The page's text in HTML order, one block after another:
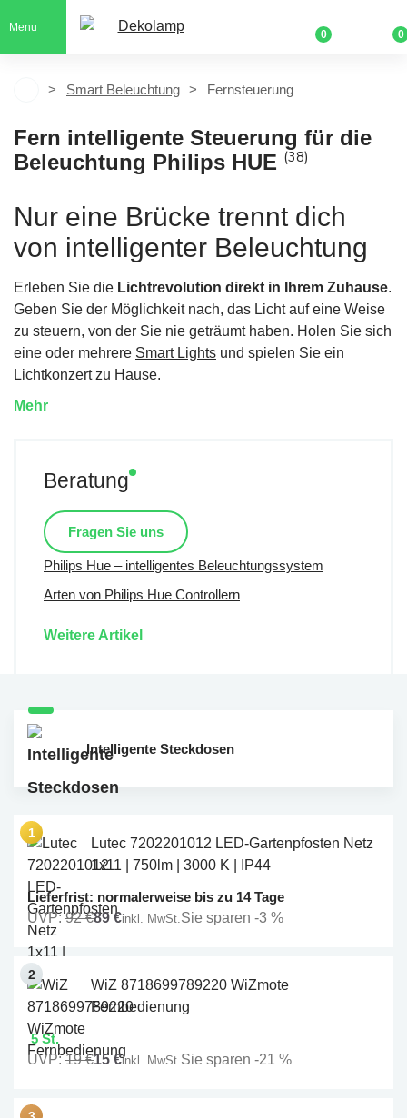
Menu
0 0
Smart Beleuchtung Fernsteuerung
Fern intelligente Steuerung für die
Beleuchtung Philips HUE (38)
Nur eine Brücke trennt dich
von intelligenter Beleuchtung
Erleben Sie die Lichtrevolution direkt in Ihrem Zuhause.
Geben Sie der Möglichkeit nach, das Licht auf eine Weise
zu steuern, von der Sie nie geträumt haben. Holen Sie sich
eine oder mehrere Smart Lights und spielen Sie ein
Lichtkonzert zu Hause.
Mehr
Beratung
Fragen Sie uns
Philips Hue – intelligentes Beleuchtungssystem
Arten von Philips Hue Controllern
Weitere Artikel
Intelligente Steckdosen
Lutec 7202201012 LED-Gartenpfosten Netz
1x11 | 750lm | 3000 K | IP44
Lieferfrist: normalerweise bis zu 14 Tage
UVP:92 €89 €inkl. MwSt.Sie sparen -3 %
WiZ 8718699789220 WiZmote
Fernbedienung
5 St.
UVP:19 €15 €inkl. MwSt.Sie sparen -21 %